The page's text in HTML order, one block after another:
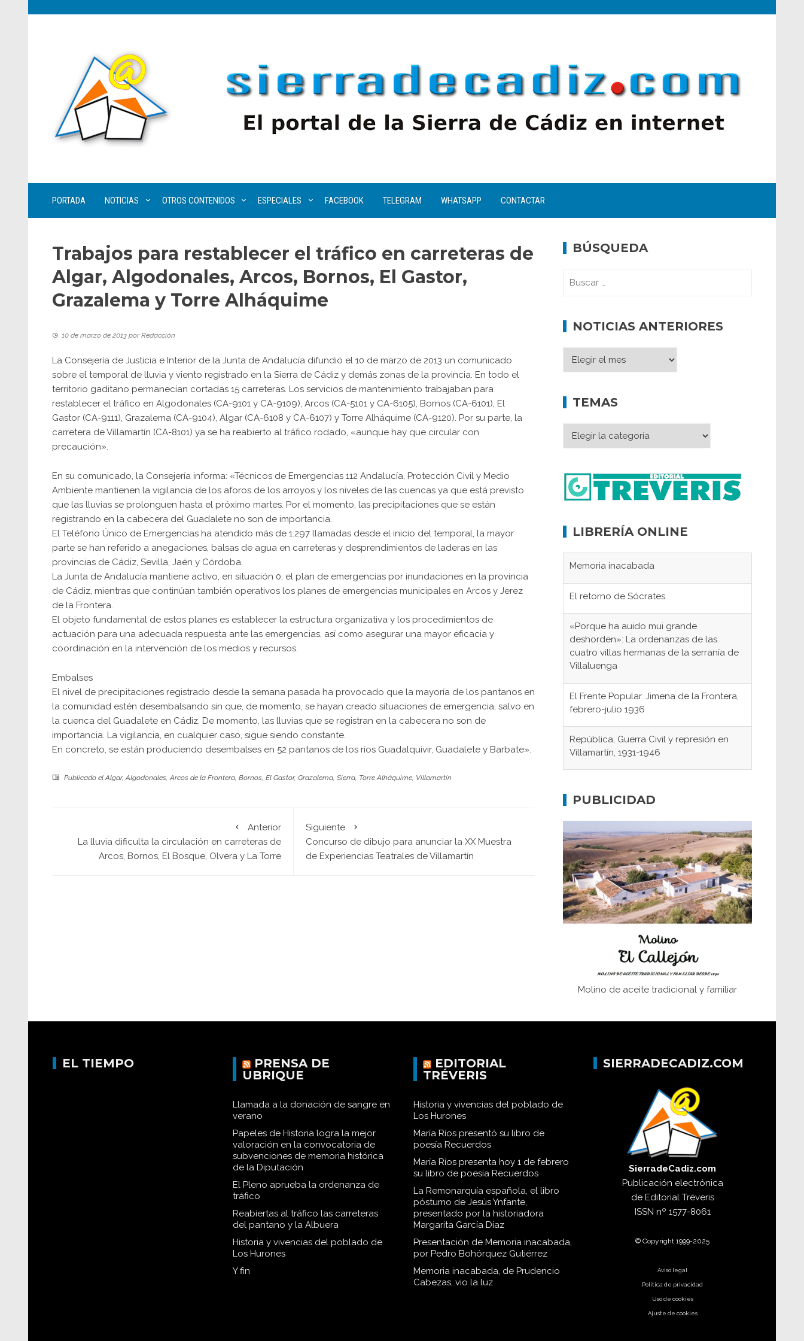
PORTADA NOTICIAS OTROS CONTENIDOS ESPECIALES FACEBOOK TELEGRAM WHATSAPP CONTACTAR
Trabajos para restablecer el tráfico en carreteras de
Algar, Algodonales, Arcos, Bornos, El Gastor,
Grazalema y Torre Alháquime
10 de marzo de 2013 porRedacción
La Consejería de Justicia e Interior de la Junta de Andalucía difundió el 10 de marzo de 2013 un comunicado
sobre el temporal de lluvia y viento registrado en la Sierra de Cádiz y demás zonas de la provincia. En todo el
territorio gaditano permanecían cortadas 15 carreteras. Los servicios de mantenimiento trabajaban para
restablecer el tráfico en Algodonales (CA-9101 y CA-9109), Arcos (CA-5101 y CA-6105), Bornos (CA-6101), El
Gastor (CA-9111), Grazalema (CA-9104), Algar (CA-6108 y CA-6107) y Torre Alháquime (CA-9120). Por su parte, la
carretera de Villamartín (CA-8101) ya se ha reabierto al tráfico rodado, «aunque hay que circular con
precaución».
En su comunicado, la Consejería informa: «Técnicos de Emergencias 112 Andalucía, Protección Civil y Medio
Ambiente mantienen la vigilancia de los aforos de los arroyos y los niveles de las cuencas ya que está previsto
que las lluvias se prolonguen hasta el próximo martes. Por el momento, las precipitaciones que se están
registrando en la cabecera del Guadalete no son de importancia.
El Teléfono Único de Emergencias ha atendido más de 1.297 llamadas desde el inicio del temporal, la mayor
parte se han referido a anegaciones, balsas de agua en carreteras y desprendimientos de laderas en las
provincias de Cádiz, Sevilla, Jaén y Córdoba.
La Junta de Andalucía mantiene activo, en situación 0, el plan de emergencias por inundaciones en la provincia
de Cádiz, mientras que continúan también operativos los planes de emergencias municipales en Arcos y Jerez
de la Frontera.
El objeto fundamental de estos planes es establecer la estructura organizativa y los procedimientos de
actuación para una adecuada respuesta ante las emergencias, así como asegurar una mayor eficacia y
coordinación en la intervención de los medios y recursos.
Embalses
El nivel de precipitaciones registrado desde la semana pasada ha provocado que la mayoría de los pantanos en
la comunidad estén desembalsando sin que, de momento, se hayan creado situaciones de emergencia, salvo en
la cuenca del Guadalete en Cádiz. De momento, las lluvias que se registran en la cabecera no son de
importancia. La vigilancia, en cualquier caso, sigue siendo constante.
En concreto, se están produciendo desembalses en 52 pantanos de los ríos Guadalquivir, Guadalete y Barbate».
Publicado elAlgar,Algodonales,Arcos de la Frontera, Bornos, El Gastor, Grazalema, Sierra, Torre Alháquime, Villamartín
Anterior
La lluvia dificulta la circulación en carreteras de
Arcos, Bornos, El Bosque, Olvera y La Torre
Siguiente
Concurso de dibujo para anunciar la XX Muestra
de Experiencias Teatrales de Villamartín
BÚSQUEDA
NOTICIAS ANTERIORES
TEMAS
LIBRERÍA ONLINE
Memoria inacabada
El retorno de Sócrates
«Porque ha auido mui grande
deshorden»: La ordenanzas de las
cuatro villas hermanas de la serranía de
Villaluenga
El Frente Popular. Jimena de la Frontera,
febrero-julio 1936
República, Guerra Civil y represión en
Villamartín, 1931-1946
concentración nazis
fundaciones de Bornos
El Frente Popular. Ubrique, febrero-julio
1936
Juntar las letras. La alfabetización en el
campo: del afán de saber a la
Historia y vivencias del poblado de Los
PUBLICIDAD
Molino de aceite tradicional y familiar
EL TIEMPO
PRENSA DE
UBRIQUE
Llamada a la donación de sangre en
verano
Papeles de Historia logra la mejor
valoración en la convocatoria de
subvenciones de memoria histórica
de la Diputación
El Pleno aprueba la ordenanza de
tráfico
Reabiertas al tráfico las carreteras
del pantano y la Albuera
Historia y vivencias del poblado de
Los Hurones
Y fin
EDITORIAL
TRÉVERIS
Historia y vivencias del poblado de
Los Hurones
María Ríos presentó su libro de
poesía Recuerdos
María Ríos presenta hoy 1 de febrero
su libro de poesía Recuerdos
La Remonarquía española, el libro
póstumo de Jesús Ynfante,
presentado por la historiadora
Margarita García Díaz
Presentación de Memoria inacabada,
por Pedro Bohórquez Gutiérrez
Memoria inacabada, de Prudencio
Cabezas, vio la luz
SIERRADECADIZ.COM
SierradeCadiz.com
Publicación electrónica
de Editorial Tréveris
ISSN nº 1577-8061
© Copyright 1999-2025
Aviso legal
Política de privacidad
Uso de cookies
Ajuste de cookies